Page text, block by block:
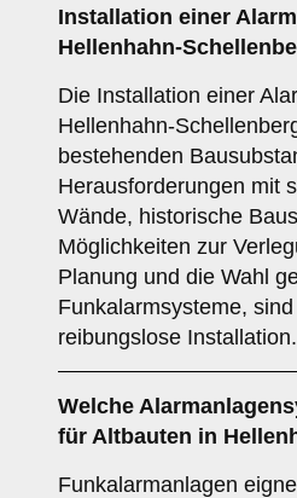
Installation einer
Hellenhahn-
Die Installation einer
Hellenhahn-
bestehenden
Herausforderungen mit
Wände, historische
Möglichkeiten zur
Planung und die Wahl
Funkalarmsysteme,
reibungslose Installation.
Welche
für Altbauten in
Funkalarmanlagen